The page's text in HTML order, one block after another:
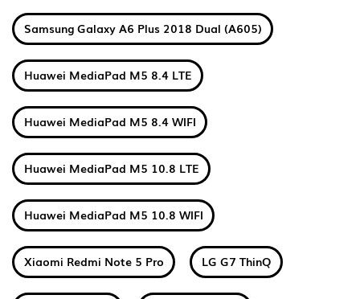
Samsung Galaxy A6 Plus 2018 Dual (A605)
Huawei MediaPad M5 8.4 LTE
Huawei MediaPad M5 8.4 WIFI
Huawei MediaPad M5 10.8 LTE
Huawei MediaPad M5 10.8 WIFI
Xiaomi Redmi Note 5 Pro LG G7 ThinQ